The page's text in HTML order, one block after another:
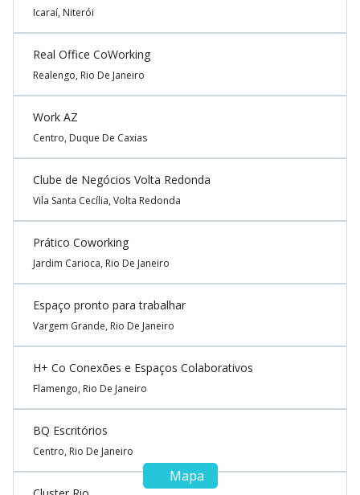
Icaraí, Niterói
Real Office CoWorking
Realengo, Rio De Janeiro
Work AZ
Centro, Duque De Caxias
Clube de Negócios Volta Redonda
Vila Santa Cecília, Volta Redonda
Prático Coworking
Jardim Carioca, Rio De Janeiro
Espaço pronto para trabalhar
Vargem Grande, Rio De Janeiro
H+ Co Conexões e Espaços Colaborativos
Flamengo, Rio De Janeiro
BQ Escritórios
Centro, Rio De Janeiro
Mapa